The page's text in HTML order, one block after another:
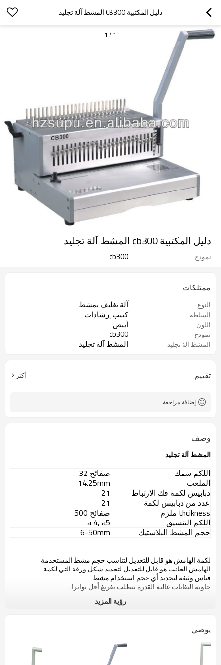
دليل المكتبية CB300 المشط آلة تجليد
1
/
1
دليل المكتبية cb300 المشط آلة تجليد
نموذج cb300
ممتلكات
النوع آلة تغليف بمشط
السلطة كتيب إرشادات
اللون أبيض
نموذج cb300
المشط آلة تجليد المشط آلة تجليد
تقييم أكثر
إضافة مراجعة
وصف
المشط آلة تجليد
اللكم سمك
صفائح 32
الملعب
14.25mm
دبابيس لكمة فك الارتباط
21
عدد من دبابيس لكمة
21
thcikness ملزم
صفائح 500
اللكم التنسيق
a 4, a5
حجم المشط البلاستيك
6-50mm
لكمة الهامش هو قابل للتعديل لتناسب حجم مشط المستخدمة
الهامش الجانب هو قابل للتعديل لتحديد شكل ورقة التي لكمة
قياس وثيقة لتحديد أي حجم استخدام مشط
حاوية النفايات عالية القدرة يتطلب تفريغ أقل تواترا.
رؤية المزيد
يوصي